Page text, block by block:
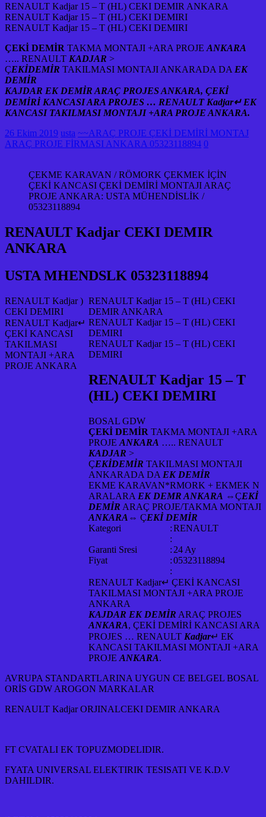
RENAULT Kadjar 15 – T (HL) CEKI DEMIR ANKARA
RENAULT Kadjar 15 – T (HL) CEKI DEMIRI
RENAULT Kadjar 15 – T (HL) CEKI DEMIRI
ÇEKİ DEMİR TAKMA MONTAJI +ARA PROJE ANKARA
….. RENAULT KADJAR >
ÇEKİDEMİR TAKILMASI MONTAJI ANKARADA DA EK
DEMİR
KAJDAR EK DEMİR ARAÇ PROJES ANKARA, ÇEKİ
DEMİRİ KANCASI ARA PROJES … RENAULT Kadjar↵ EK
KANCASI TAKILMASI MONTAJI +ARA PROJE ANKARA.
26 Ekim 2019 usta ~~ARAÇ PROJE ÇEKİ DEMİRİ MONTAJ
ARAÇ PROJE FİRMASI ANKARA 05323118894 0
ÇEKME KARAVAN / RÖMORK ÇEKMEK İÇİN
ÇEKİ KANCASI ÇEKİ DEMİRİ MONTAJI ARAÇ
PROJE ANKARA: USTA MÜHENDİSLİK /
05323118894
RENAULT Kadjar CEKI DEMIR
ANKARA
USTA MHENDSLK 05323118894
RENAULT Kadjar )
CEKI DEMIRI
RENAULT Kadjar↵
ÇEKİ KANCASI
TAKILMASI
MONTAJI +ARA
PROJE ANKARA
RENAULT Kadjar 15 – T (HL) CEKI
DEMIR ANKARA
RENAULT Kadjar 15 – T (HL) CEKI
DEMIRI
RENAULT Kadjar 15 – T (HL) CEKI
DEMIRI
RENAULT Kadjar 15 – T
(HL) CEKI DEMIRI
BOSAL GDW
ÇEKİ DEMİR TAKMA MONTAJI +ARA
PROJE ANKARA ….. RENAULT
KADJAR >
ÇEKİDEMİR TAKILMASI MONTAJI
ANKARADA DA EK DEMİR
EKME KARAVAN*RMORK + EKMEK N
ARALARA EK DEMR ANKARA ⇔ÇEKİ
DEMİR ARAÇ PROJE/TAKMA MONTAJI
ANKARA ⇔ ÇEKİ DEMİR
Kategori
:RENAULT
:
Garanti Sresi
: 24 Ay
Fiyat
:05323118894
:
RENAULT Kadjar↵ ÇEKİ KANCASI
TAKILMASI MONTAJI +ARA PROJE
ANKARA
KAJDAR EK DEMİR ARAÇ PROJES
ANKARA, ÇEKİ DEMİRİ KANCASI ARA
PROJES … RENAULT Kadjar↵ EK
KANCASI TAKILMASI MONTAJI +ARA
PROJE ANKARA.
AVRUPA STANDARTLARINA UYGUN CE BELGEL BOSAL
ORİS GDW AROGON MARKALAR
RENAULT Kadjar ORJINALCEKI DEMIR ANKARA
FT CVATALI EK TOPUZMODELIDIR.
FYATA UNIVERSAL ELEKTIRIK TESISATI VE K.D.V
DAHILDIR.